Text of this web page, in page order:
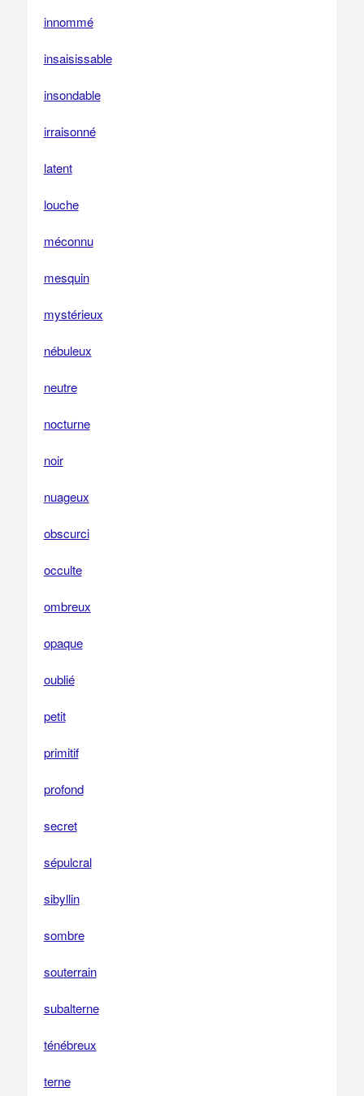
innommé
insaisissable
insondable
irraisonné
latent
louche
méconnu
mesquin
mystérieux
nébuleux
neutre
nocturne
noir
nuageux
obscurci
occulte
ombreux
opaque
oublié
petit
primitif
profond
secret
sépulcral
sibyllin
sombre
souterrain
subalterne
ténébreux
terne